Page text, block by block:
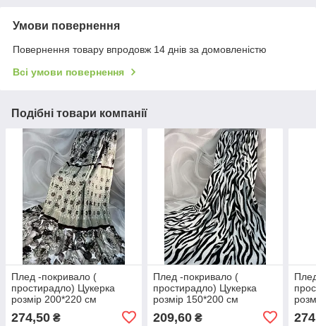
Умови повернення
Повернення товару впродовж 14 днів за домовленістю
Всі умови повернення
Подібні товари компанії
Плед -покривало (
простирадло) Цукерка
розмір 200*220 см
274,50 ₴
Плед -покривало (
простирадло) Цукерка
розмір 150*200 см
209,60₴